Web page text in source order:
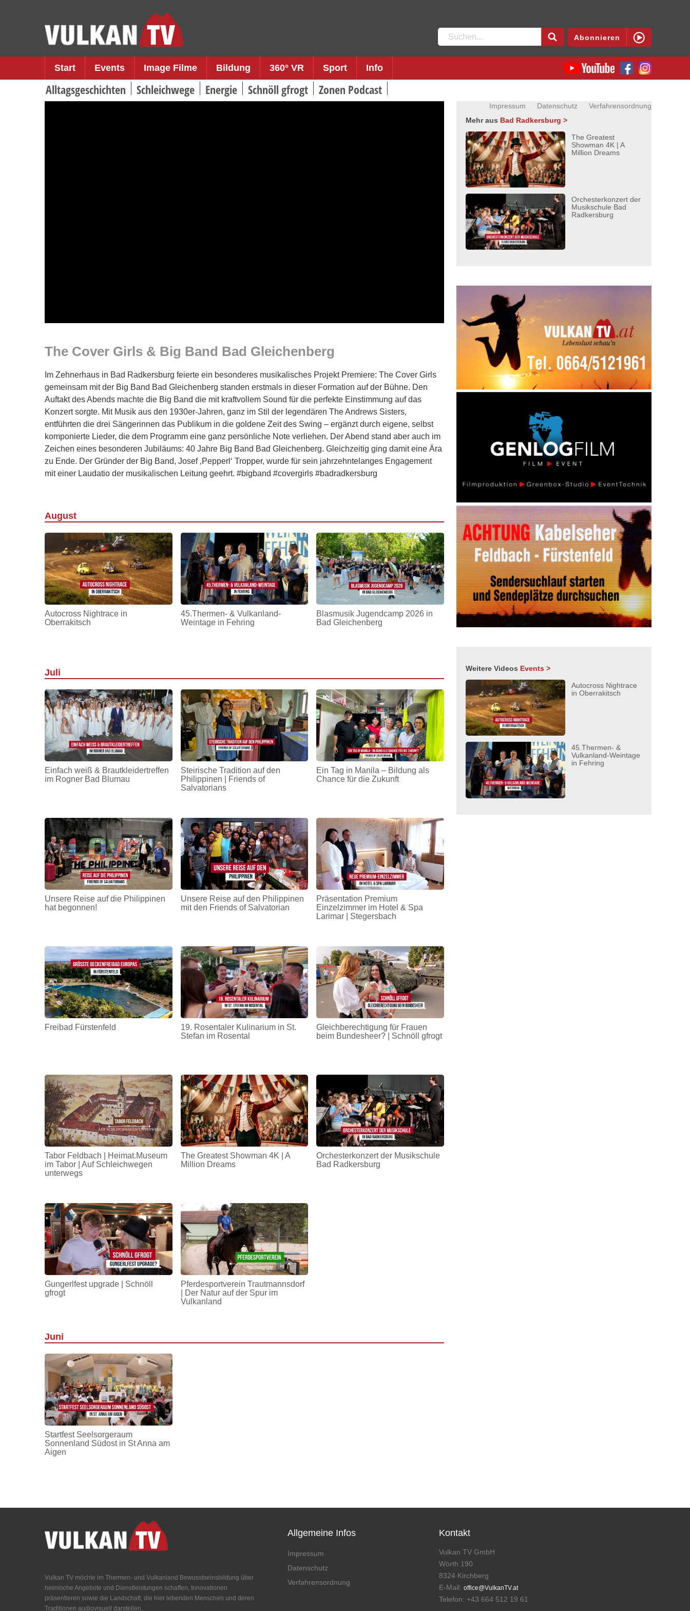
Suchen
nach:
Abonnieren
Start Events Image Filme Bildung 360° VR Sport Info
Alltagsgeschichten Schleichwege Energie Schnöll gfrogt Zonen Podcast
The Cover Girls & Big Band Bad Gleichenberg
Im Zehnerhaus in Bad Radkersburg feierte ein besonderes musikalisches Projekt Premiere: The Cover Girls
gemeinsam mit der Big Band Bad Gleichenberg standen erstmals in dieser Formation auf der Bühne. Den
Auftakt des Abends machte die Big Band die mit kraftvollem Sound für die perfekte Einstimmung auf das
Konzert sorgte. Mit Musik aus den 1930er-Jahren, ganz im Stil der legendären The Andrews Sisters,
entführten die drei Sängerinnen das Publikum in die goldene Zeit des Swing – ergänzt durch eigene, selbst
komponierte Lieder, die dem Programm eine ganz persönliche Note verliehen. Der Abend stand aber auch im
Zeichen eines besonderen Jubiläums: 40 Jahre Big Band Bad Gleichenberg. Gleichzeitig ging damit eine Ära
zu Ende. Der Gründer der Big Band, Josef ‚Pepperl‘ Tropper, wurde für sein jahrzehntelanges Engagement
mit einer Laudatio der musikalischen Leitung geehrt. #bigband #covergirls #badradkersburg
August
Autocross Nightrace in
Oberrakitsch
45.Thermen- & Vulkanland-
Weintage in Fehring
Blasmusik Jugendcamp 2026 in
Bad Gleichenberg
Juli
Einfach weiß & Brautkleidertreffen
im Rogner Bad Blumau
Steirische Tradition auf den
Philippinen | Friends of
Salvatorians
Ein Tag in Manila – Bildung als
Chance für die Zukunft
Unsere Reise auf die Philippinen
hat begonnen!
Unsere Reise auf den Philippinen
mit den Friends of Salvatorian
Präsentation Premium
Einzelzimmer im Hotel & Spa
Larimar | Stegersbach
Freibad Fürstenfeld
19. Rosentaler Kulinarium in St.
Stefan im Rosental
Gleichberechtigung für Frauen
beim Bundesheer? | Schnöll gfrogt
Tabor Feldbach | Heimat.Museum
im Tabor | Auf Schleichwegen
unterwegs
The Greatest Showman 4K | A
Million Dreams
Orchesterkonzert der Musikschule
Bad Radkersburg
Gungerlfest upgrade | Schnöll
gfrogt
Pferdesportverein Trautmannsdorf
| Der Natur auf der Spur im
Vulkanland
Juni
Startfest Seelsorgeraum
Sonnenland Südost in St Anna am
Aigen
Impressum Datenschutz
Verfahrensordnung
Mehr aus Bad Radkersburg >
The Greatest
Showman 4K | A
Million Dreams
Orchesterkonzert der
Musikschule Bad
Radkersburg
Weitere Videos Events >
Autocross Nightrace
in Oberrakitsch
45.Thermen- &
Vulkanland-Weintage
in Fehring
Vulkan TV möchte im Thermen- und Vulkanland Bewusstseinsbildung über
heimische Angebote und Dienstleistungen schaffen, Innovationen
präsentieren sowie die Landschaft, die hier lebenden Menschen und deren
Traditionen audiovisuell darstellen.
Allgemeine Infos
Impressum
Datenschutz
Verfahrensordnung
Kontakt
Vulkan TV GmbH
Wörth 190
8324 Kirchberg
E-Mail:office@VulkanTV.at
Telefon: +43 664 512 19 61